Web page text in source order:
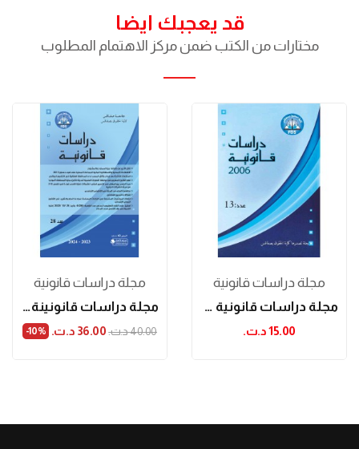
قد يعجبك ايضا
مختارات من الكتب ضمن مركز الاهتمام المطلوب
مجلة دراسات قانونية
مجلة دراسات قانونينة عدد 28
40.00 د.ت.‏ 36.00 د.ت.‏ ‎-10%
مجلة دراسات قانونية
مجلة دراسات قانونية عدد 13
15.00 د.ت.‏